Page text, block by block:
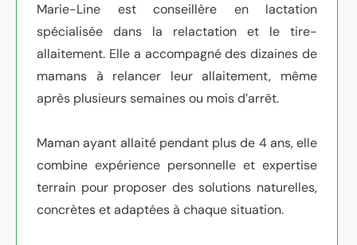
Marie-Line est conseillère en lactation
spécialisée dans la relactation et le tire-
allaitement. Elle a accompagné des dizaines de
mamans à relancer leur allaitement, même
après plusieurs semaines ou mois d’arrêt.
Maman ayant allaité pendant plus de 4 ans, elle
combine expérience personnelle et expertise
terrain pour proposer des solutions naturelles,
concrètes et adaptées à chaque situation.